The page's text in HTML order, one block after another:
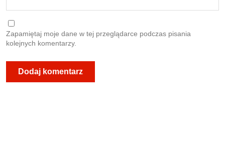
Zapamiętaj moje dane w tej przeglądarce podczas pisania
kolejnych komentarzy.